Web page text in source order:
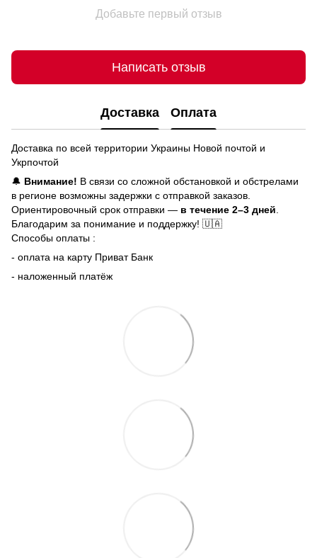
Добавьте первый отзыв
Написать отзыв
Доставка Оплата
Доставка по всей территории Украины Новой почтой и
Укрпочтой
🔔 Внимание! В связи со сложной обстановкой и обстрелами
в регионе возможны задержки с отправкой заказов.
Ориентировочный срок отправки — в течение 2–3 дней
Благодарим за понимание и поддержку! 🇺🇦
Способы оплаты :
- оплата на карту Приват Банк
- наложенный платёж